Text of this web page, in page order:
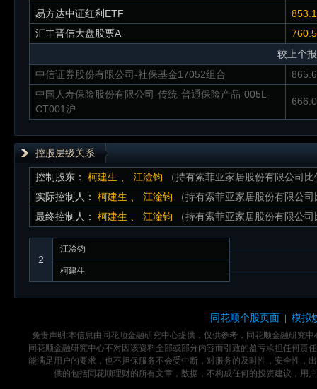
易方达中证红利ETF
汇丰晋信大盘股票A
较上个
中信证券股份有限公司-社保基金17052组合
中国人寿保险股份有限公司-传统-普通保险产品-005L-
CT001沪
控股层级关系
控制股东： 柯建生 江淦钧
（持有索菲亚家居股份有限公司
实际控制人：
柯建生 江淦钧
（持有索菲亚家居股份有限公
最终控制人：
柯建生 江淦钧 （持有索菲亚家居股份有限公
2
江淦钧
柯建生
同花顺个股页面 模拟
免责声明:本信息由同花顺金融研究中心提供，仅供参考，同花顺金融研究
同花顺金融研究中心不对因该资料全部或部分内容而引致的盈亏承担任何
能满足用户的要求，也不担保服务不会受中断，对服务的及时性，安全性，
供的包括同花顺理财的所有文章，数据，不构成任何的投资建议，用